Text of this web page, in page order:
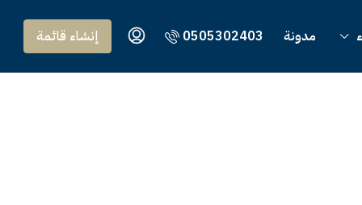
مدونة 0505302403 إنشاء قائمة